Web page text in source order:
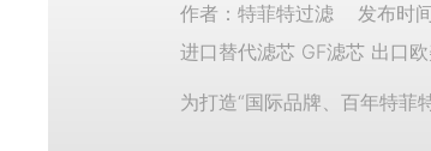
作者：特菲特过滤 发布时
进口替代滤芯 GF滤芯 出口
为打造“国际品牌、百年特菲